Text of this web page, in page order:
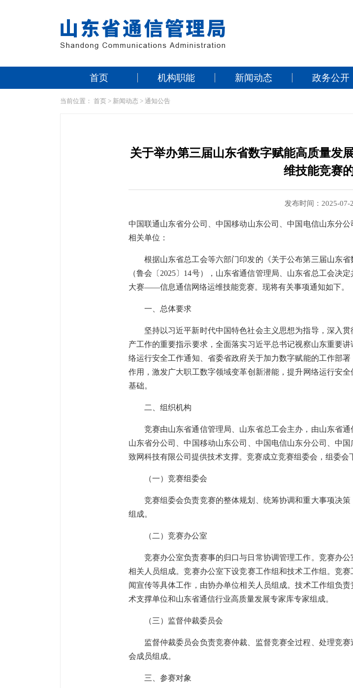
首页 机构职能 新闻动态 政务公开
当前位置： 首页 > 新闻动态 > 通知公告
关于举办第三届山东省数字赋能高质量
维技能竞赛
发布时间：2025-07-
中国联通山东省分公司、中国移动山东公司、中国电信山东分
相关单位：
根据山东省总工会等六部门印发的《关于公布第三届山东
（鲁会〔2025〕14号），山东省通信管理局、山东省总工会决
大赛——信息通信网络运维技能竞赛。现将有关事项通知如下。
一、总体要求
坚持以习近平新时代中国特色社会主义思想为指导，深入
产工作的重要指示要求，全面落实习近平总书记视察山东重要
络运行安全工作通知、省委省政府关于加力数字赋能的工作部
作用，激发广大职工数字领域变革创新潜能，提升网络运行安
基础。
二、组织机构
竞赛由山东省通信管理局、山东省总工会主办，由山东省
山东省分公司、中国移动山东公司、中国电信山东分公司、中
致网科技有限公司提供技术支撑。竞赛成立竞赛组委会，组委会
（一）竞赛组委会
竞赛组委会负责竞赛的整体规划、统筹协调和重大事项决
组成。
（二）竞赛办公室
竞赛办公室负责赛事的归口与日常协调管理工作。竞赛办
相关人员组成。竞赛办公室下设竞赛工作组和技术工作组。竞
闻宣传等具体工作，由协办单位相关人员组成。技术工作组负
术支撑单位和山东省通信行业高质量发展专家库专家组成。
（三）监督仲裁委员会
监督仲裁委员会负责竞赛仲裁、监督竞赛全过程、处理竞
会成员组成。
三、参赛对象